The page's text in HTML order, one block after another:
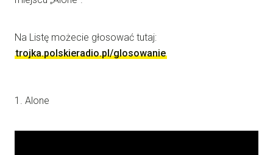
Na Listę możecie głosować tutaj:
trojka.polskieradio.pl/glosowanie
1. Alone